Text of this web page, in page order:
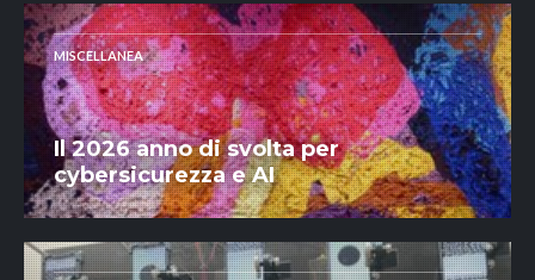
MISCELLANEA
Il 2026 anno di svolta per
cybersicurezza e AI